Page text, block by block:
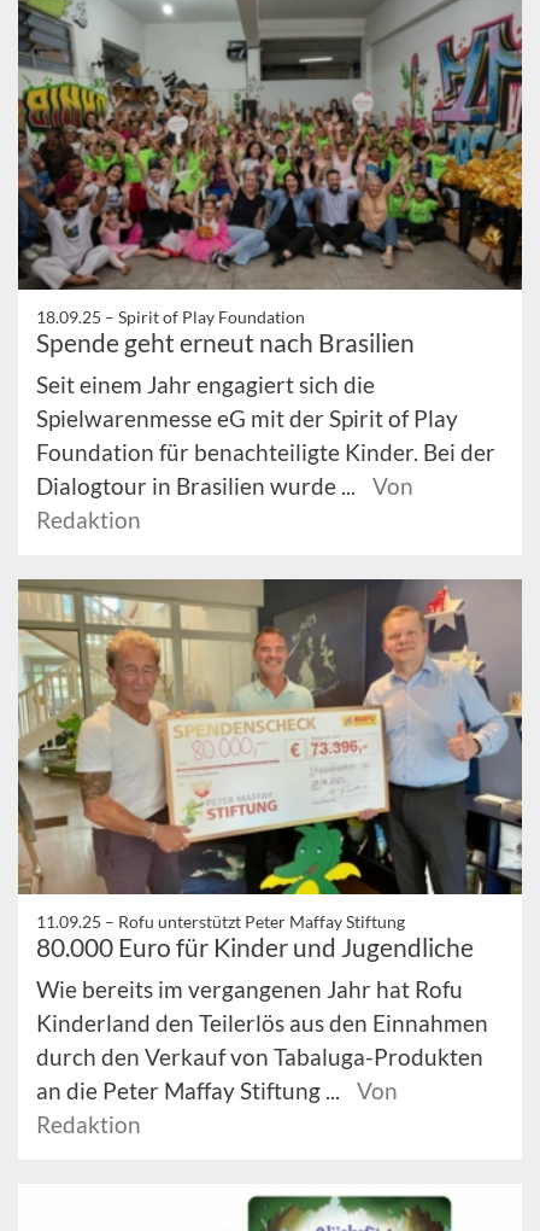
18.09.25 – Spirit of Play Foundation
Spende geht erneut nach Brasilien
Seit einem Jahr engagiert sich die
Spielwarenmesse eG mit der Spirit of Play
Foundation für benachteiligte Kinder. Bei der
Dialogtour in Brasilien wurde ...
Von
Redaktion
11.09.25 – Rofu unterstützt Peter Maffay Stiftung
80.000 Euro für Kinder und Jugendliche
Wie bereits im vergangenen Jahr hat Rofu
Kinderland den Teilerlös aus den Einnahmen
durch den Verkauf von Tabaluga-Produkten
an die Peter Maffay Stiftung ...
Von
Redaktion